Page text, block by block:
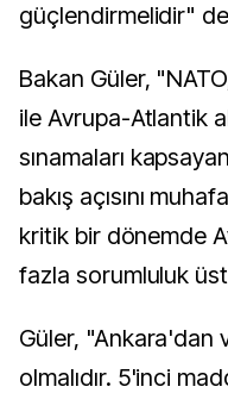
güçlendirmelidir"
Bakan Güler,
ile Avrupa-Atlantik
sınamaları
bakış açısını
kritik bir dönemde
fazla sorumluluk
Güler, "Ankara'dan
olmalıdır. 5'inci